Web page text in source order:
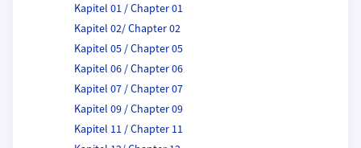
Kapitel 01 / Chapter 01
Kapitel 02/ Chapter 02
Kapitel 05 / Chapter 05
Kapitel 06 / Chapter 06
Kapitel 07 / Chapter 07
Kapitel 09 / Chapter 09
Kapitel 11 / Chapter 11